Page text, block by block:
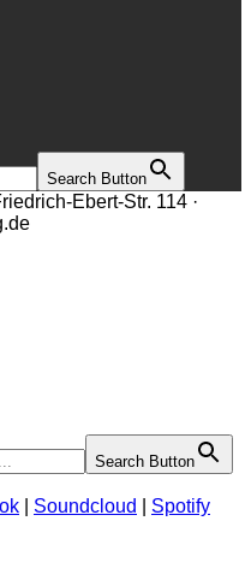
Search Button
Ebert-Str. 114 ·
Search Button
Soundcloud Spotify